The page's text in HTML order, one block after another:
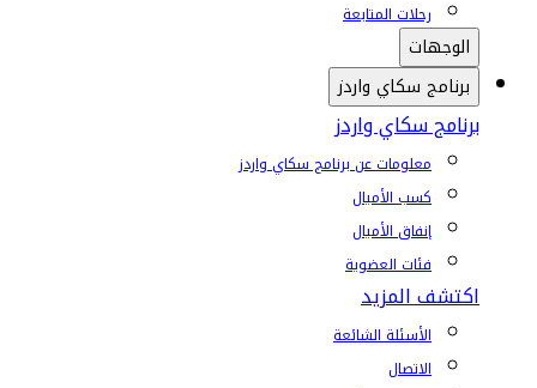
رحلات المتابعة
الوجهات
برنامج سكاي واردز
برنامج سكاي واردز
معلومات عن برنامج سكاي واردز
كسب الأميال
إنفاق الأميال
فئات العضوية
اكتشف المزيد
الأسئلة الشائعة
الاتصال